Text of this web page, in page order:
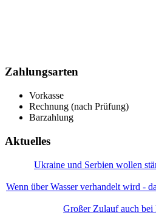
Zahlungsarten
Vorkasse
Rechnung (nach Prüfung)
Barzahlung
Aktuelles
Ukraine und Serbien wollen
Wenn über Wasser verhandelt wird -
Großer Zulauf auch